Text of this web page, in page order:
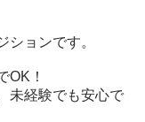
ションです。
OK！
未経験でも安心で